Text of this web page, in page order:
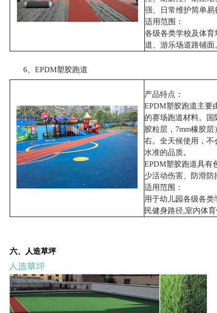
强、日常维护简单
适用范围：
各级各类学校及体
道、游乐场道路铺面
6、EPDM塑胶跑道
产品特点：
EPDM塑胶跑道主要
的赛场跑道材料。国
胶粒层， 7mm橡胶层
右。全天候使用，不
水准的品质。
EPDM塑胶跑道具有
少活动伤害、防滑
适用范围：
用于幼儿园各级各
民健身路径,室内体
六、人造草坪